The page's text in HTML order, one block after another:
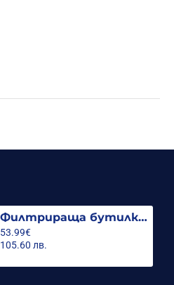
Филтрираща бутилка City 500ml. (с 5 филтъра)
53.99€
105.60 лв.